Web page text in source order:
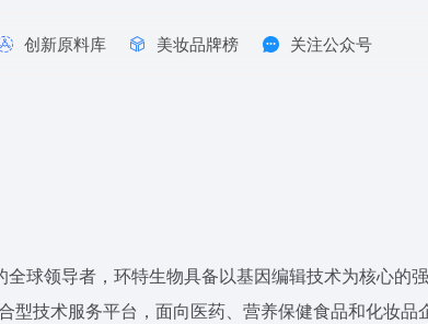
创新原料库 美妆品牌榜 关注公众号
球领导者，环特生物具备以基因编辑技术为核心的
型技术服务平台，面向医药、营养保健食品和化妆